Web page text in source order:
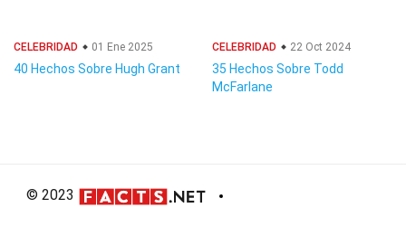
CELEBRIDAD 01 Ene 2025
40 Hechos Sobre Hugh Grant
CELEBRIDAD 22 Oct 2024
35 Hechos Sobre Todd
McFarlane
© 2023